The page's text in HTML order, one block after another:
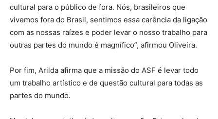
cultural para o público de fora. Nós, brasileiros que
vivemos fora do Brasil, sentimos essa carência da ligação
com as nossas raízes e poder levar o nosso trabalho para
outras partes do mundo é magnífico”, afirmou Oliveira.
Por fim, Arilda afirma que a missão do ASF é levar todo
um trabalho artístico e de questão cultural para todas as
partes do mundo.